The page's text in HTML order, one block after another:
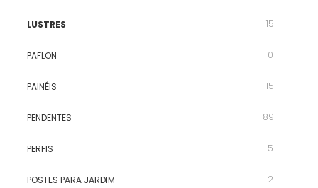
LUSTRES 15
PAFLON 0
PAINÉIS 15
PENDENTES 89
PERFIS 5
POSTES PARA JARDIM 2